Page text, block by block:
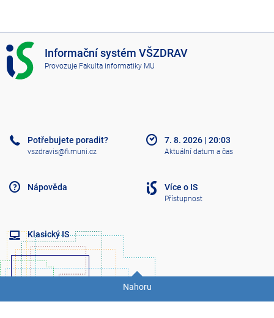
I
S
V
A
Informační systém VŠZDRAV
Provozuje Fakulta informatiky MU
Potřebujete poradit?
vszdravis@fi.muni.cz
Nápověda
Klasický IS
7. 8. 2026 | 20:03
Aktuální datum a čas
Více o IS
Přístupnost
Nahoru